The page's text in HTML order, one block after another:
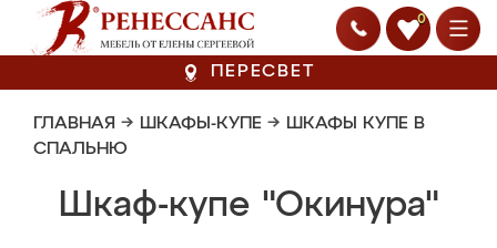
0
ПЕРЕСВЕТ
ГЛАВНАЯ → ШКАФЫ-КУПЕ → ШКАФЫ КУПЕ В
СПАЛЬНЮ
Шкаф-купе "Окинура"